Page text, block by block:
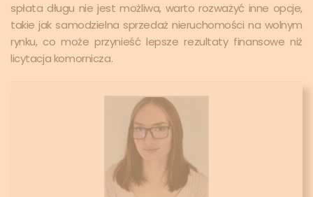
spłata długu nie jest możliwa, warto rozważyć inne opcje,
takie jak samodzielna sprzedaż nieruchomości na wolnym
rynku, co może przynieść lepsze rezultaty finansowe niż
licytacja komornicza.